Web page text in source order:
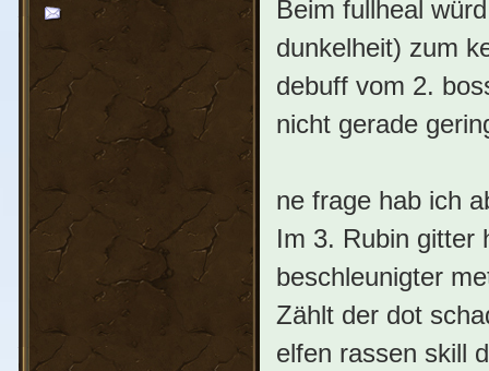
Beim fullheal
dunkelheit) zum
debuff vom 2.
nicht gerade
ne frage hab ich
Im 3. Rubin gitter
beschleunigter
Zählt der dot
elfen rassen skill